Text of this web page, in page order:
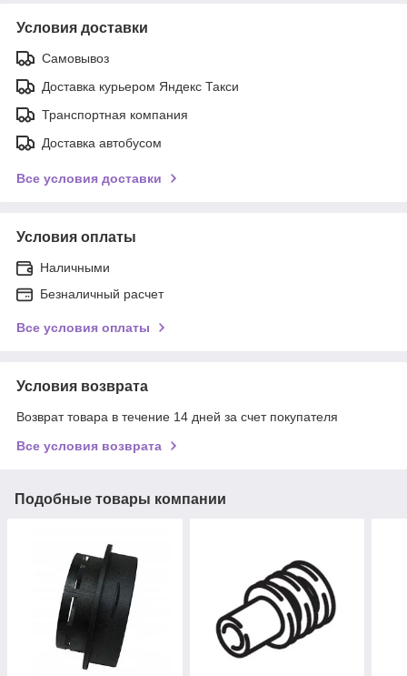
Условия доставки
Самовывоз
Доставка курьером Яндекс Такси
Транспортная компания
Доставка автобусом
Все условия доставки
Условия оплаты
Наличными
Безналичный расчет
Все условия оплаты
Условия возврата
Возврат товара в течение 14 дней за счет покупателя
Все условия возврата
Подобные товары компании